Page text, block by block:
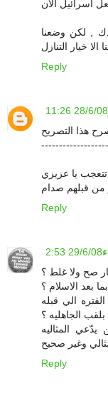
اسرائيل الآن
, لكن وضعنا
خيار التنازل
Reply
هذا التصريح
تتعجب يا عزيزي
من قبلهم صدام
Reply
صح ولا غلط ؟
بعد الاسلام ؟
الي قبله
بلقب الجاهليه ؟
يدّعي المثاليه
وغير صحيح
Reply